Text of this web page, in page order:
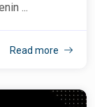
...
Read more